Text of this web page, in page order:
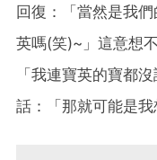
回復：「當然是我
英嗎(笑)~」這意想
「我連寶英的寶都
話：「那就可能是